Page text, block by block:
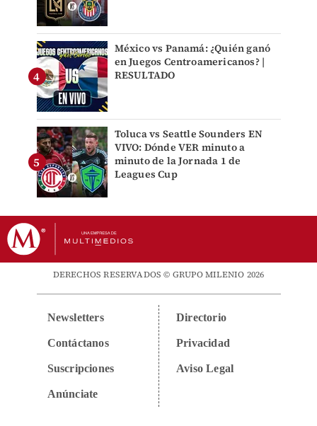
México vs Panamá: ¿Quién ganó
en Juegos Centroamericanos? |
RESULTADO
Toluca vs Seattle Sounders EN
VIVO: Dónde VER minuto a
minuto de la Jornada 1 de
Leagues Cup
DERECHOS RESERVADOS © GRUPO MILENIO 2026
Newsletters
Contáctanos
Suscripciones
Anúnciate
Directorio
Privacidad
Aviso Legal